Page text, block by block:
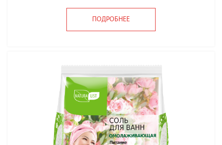
ПОДРОБНЕЕ